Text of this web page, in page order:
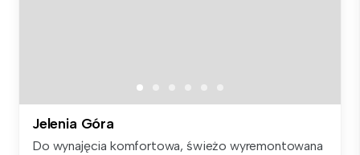
Jelenia Góra
Do wynajęcia komfortowa, świeżo wyremontowana